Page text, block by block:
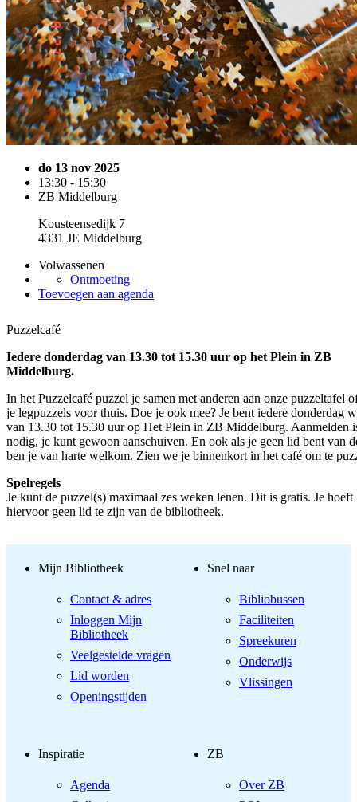
do 13 nov 2025
13:30 - 15:30
ZB Middelburg
Kousteensedijk 7
4331 JE Middelburg
Volwassenen
Ontmoeting
Toevoegen aan agenda
Puzzelcafé
Iedere donderdag van 13.30 tot 15.30 uur op het Plein in ZB
Middelburg.
In het Puzzelcafé puzzel je samen met anderen aan onze puzzeltafel
je legpuzzels voor thuis. Doe je ook mee? Je bent iedere donderdag
van 13.30 tot 15.30 uur op Het Plein in ZB Middelburg. Aanmelden
nodig, je kunt gewoon aanschuiven. En ook als je geen lid bent van
ben je van harte welkom. Zien we je binnenkort in het café om te
Spelregels
Je kunt de puzzel(s) maximaal zes weken lenen. Dit is gratis. Je hoeft
hiervoor geen lid te zijn van de bibliotheek.
Mijn Bibliotheek
Contact & adres
Inloggen Mijn
Bibliotheek
Veelgestelde vragen
Lid worden
Openingstijden
Snel naar
Bibliobussen
Faciliteiten
Spreekuren
Onderwijs
Vlissingen
Inspiratie
Agenda
ZB
Over ZB